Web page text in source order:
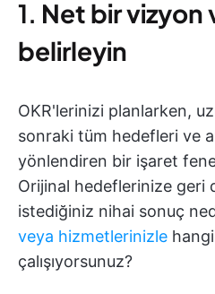
1. Net bir vizyon
belirleyin
OKR'lerinizi planlarken,
sonraki tüm hedefleri ve
yönlendiren bir işaret
Orijinal hedeflerinize geri
istediğiniz nihai sonuç
veya hizmetlerinizle
çalışıyorsunuz?